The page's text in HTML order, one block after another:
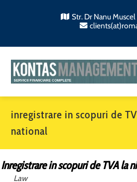
Str. Dr Nanu
inregistrare in scopuri de
national
Inregistrare in scopuri de TVA la
Law